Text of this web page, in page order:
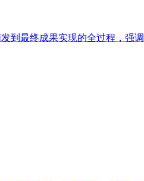
最终成果实现的全过程，强调